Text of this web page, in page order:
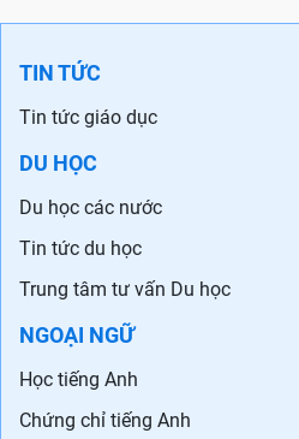
TIN TỨC
Tin tức giáo dục
DU HỌC
Du học các nước
Tin tức du học
Trung tâm tư vấn Du học
NGOẠI NGỮ
Học tiếng Anh
Chứng chỉ tiếng Anh